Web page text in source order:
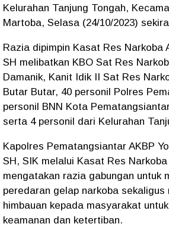
Kelurahan Tanjung Tongah,
Martoba, Selasa (24/10/2023)
Razia dipimpin Kasat Res Narkoba
SH melibatkan KBO Sat Res
Damanik, Kanit Idik II Sat Res
Butar Butar, 40 personil Polres
personil BNN Kota
serta 4 personil dari Kelurahan
Kapolres Pematangsiantar AKBP
SH, SIK melalui Kasat Res
mengatakan razia gabungan untuk
peredaran gelap narkoba sekaligus
himbauan kepada masyarakat
keamanan dan ketertiban.